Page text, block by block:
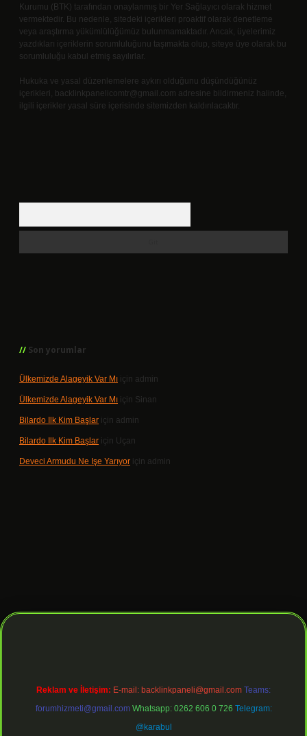
Kurumu (BTK) tarafından onaylanmış bir Yer Sağlayıcı olarak hizmet
vermektedir. Bu nedenle, sitedeki içerikleri proaktif olarak denetleme
veya araştırma yükümlülüğümüz bulunmamaktadır. Ancak, üyelerimiz
yazdıkları içeriklerin sorumluluğunu taşımakta olup, siteye üye olarak bu
sorumluluğu kabul etmiş sayılırlar.
Hukuka ve yasal düzenlemelere aykırı olduğunu düşündüğünüz
içerikleri, backlinkpanelicomtr@gmail.com adresine bildirmeniz halinde,
ilgili içerikler yasal süre içerisinde sitemizden kaldırılacaktır.
Son yorumlar
Ülkemizde Alageyik Var Mı için admin
Ülkemizde Alageyik Var Mı için Sinan
Bilardo Ilk Kim Başlar için admin
Bilardo Ilk Kim Başlar için Uçan
Deveci Armudu Ne Işe Yarıyor için admin
Reklam ve İletişim: E-mail: backlinkpaneli@gmail.com Teams:
forumhizmeti@gmail.com Whatsapp: 0262 606 0 726 Telegram:
@karabul